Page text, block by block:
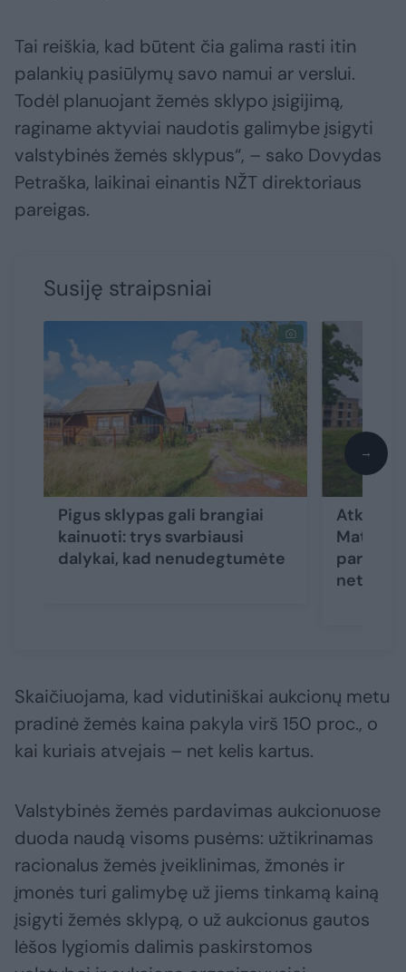
Tai reiškia, kad būtent čia galima rasti itin
palankių pasiūlymų savo namui ar verslui.
Todėl planuojant žemės sklypo įsigijimą,
raginame aktyviai naudotis galimybe įsigyti
valstybinės žemės sklypus“, – sako Dovydas
Petraška, laikinai einantis NŽT direktoriaus
pareigas.
Susiję straipsniai
Pigus sklypas gali brangiai
kainuoti: trys svarbiausi
dalykai, kad nenudegtumėte
Atkūrus
→
Skaičiuojama, kad vidutiniškai aukcionų metu
pradinė žemės kaina pakyla virš 150 proc., o
kai kuriais atvejais – net kelis kartus.
Valstybinės žemės pardavimas aukcionuose
duoda naudą visoms pusėms: užtikrinamas
racionalus žemės įveiklinimas, žmonės ir
įmonės turi galimybę už jiems tinkamą kainą
įsigyti žemės sklypą, o už aukcionus gautos
lėšos lygiomis dalimis paskirstomos